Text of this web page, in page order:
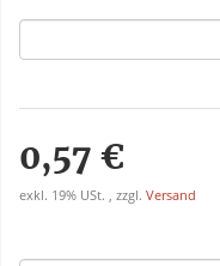
0,57 €
exkl. 19% USt. , zzgl. Versand